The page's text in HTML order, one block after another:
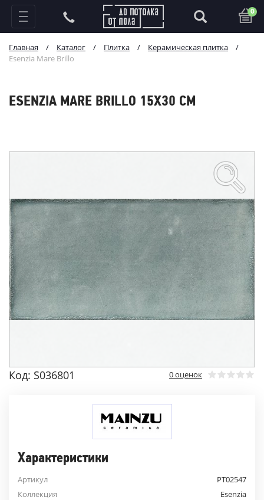
0
Главная / Каталог / Плитка / Керамическая плитка
/
Esenzia Mare Brillo
ESENZIA MARE BRILLO 15X30 СМ
Код: S036801 0 оценок
Характеристики
Артикул
PT02547
Коллекция
Esenzia